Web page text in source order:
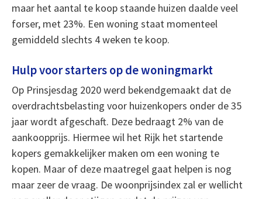
maar het aantal te koop staande huizen daalde veel
forser, met 23%. Een woning staat momenteel
gemiddeld slechts 4 weken te koop.
Hulp voor starters op de woningmarkt
Op Prinsjesdag 2020 werd bekendgemaakt dat de
overdrachtsbelasting voor huizenkopers onder de 35
jaar wordt afgeschaft. Deze bedraagt 2% van de
aankoopprijs. Hiermee wil het Rijk het startende
kopers gemakkelijker maken om een woning te
kopen. Maar of deze maatregel gaat helpen is nog
maar zeer de vraag. De woonprijsindex zal er wellicht